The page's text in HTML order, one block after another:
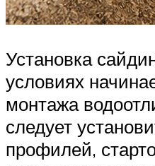
Установка
условиях
монтажа
следует
профилей,